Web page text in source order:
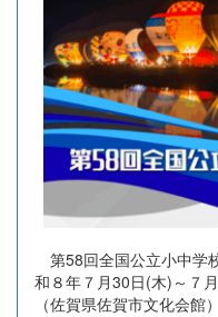
第58回全国公立小中学
和８年７月30日(木)～７
（佐賀県佐賀市文化会館